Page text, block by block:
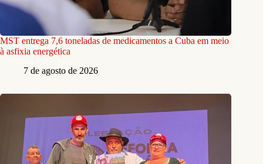
MST entrega 7,6 toneladas de medicamentos a Cuba em meio
à asfixia energética
7 de agosto de 2026